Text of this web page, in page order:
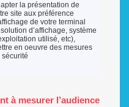
la présentation de
site aux préférence
de votre terminal
d’affichage, système
utilisé, etc),
en oeuvre des mesures
sécurité
à mesurer l’audience